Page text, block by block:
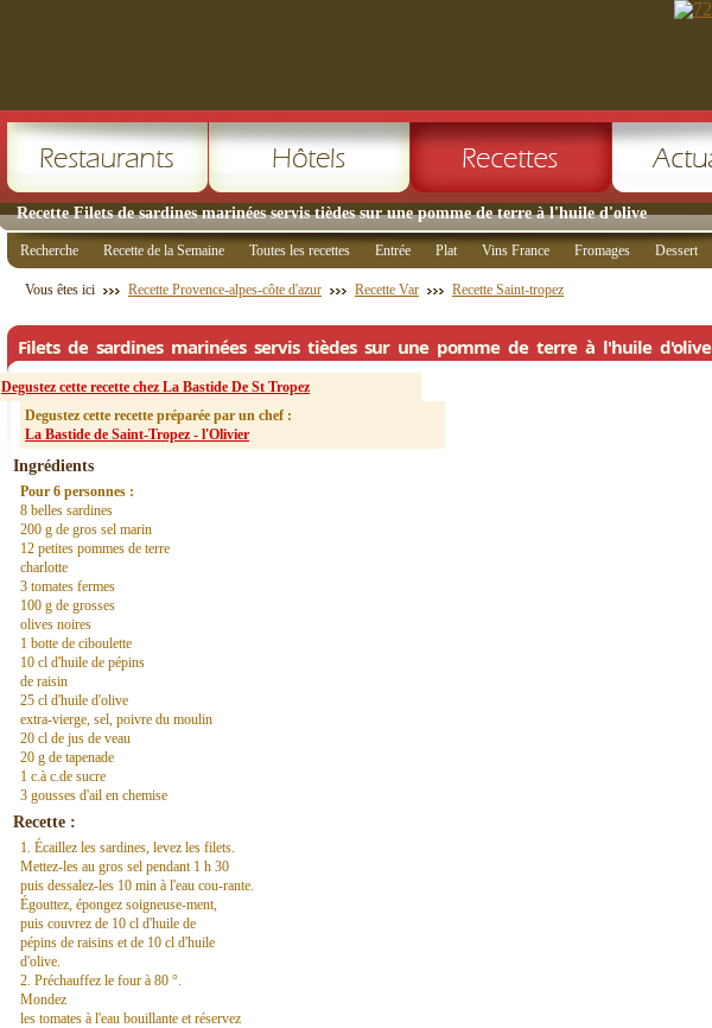
Recette Filets de sardines marinées servis tièdes sur une pomme de terre à l'huile d'olive
Recherche Recette de la Semaine Toutes les recettes Entrée Plat Vins France Fromages Dessert
Vous êtes ici Recette Provence-alpes-côte d'azur Recette Var Recette Saint-tropez
Filets de sardines marinées servis tièdes sur une pomme de terre à l'huile d'olive
Degustez cette recette chez La Bastide De St Tropez
Degustez cette recette préparée par un chef :
La Bastide de Saint-Tropez - l'Olivier
Ingrédients
Pour 6 personnes :
8 belles sardines
200 g de gros sel marin
12 petites pommes de terre
charlotte
3 tomates fermes
100 g de grosses
olives noires
1 botte de ciboulette
10 cl d'huile de pépins
de raisin
25 cl d'huile d'olive
extra-vierge, sel, poivre du moulin
20 cl de jus de veau
20 g de tapenade
1 c.à c.de sucre
3 gousses d'ail en chemise
Recette :
1. Écaillez les sardines, levez les filets.
Mettez-les au gros sel pendant 1 h 30
puis dessalez-les 10 min à l'eau cou-rante.
Égouttez, épongez soigneuse-ment,
puis couvrez de 10 cl d'huile de
pépins de raisins et de 10 cl d'huile
d'olive.
2. Préchauffez le four à 80 °.
Mondez
les tomates à l'eau bouillante et réservez